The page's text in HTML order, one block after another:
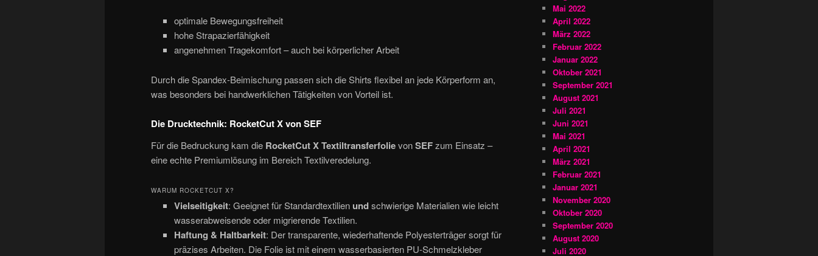
optimale Bewegungsfreiheit
hohe Strapazierfähigkeit
angenehmen Tragekomfort – auch bei körperlicher Arbeit
Durch die Spandex-Beimischung passen sich die Shirts flexibel an jede Körperform an,
was besonders bei handwerklichen Tätigkeiten von Vorteil ist.
Die Drucktechnik: RocketCut X von SEF
Für die Bedruckung kam die RocketCut X TextiltransferfolievonSEFzum Einsatz –
eine echte Premiumlösung im Bereich Textilveredelung.
WARUM ROCKETCUT X?
Vielseitigkeit: Geeignet für Standardtextilien undschwierige Materialien wie leicht
wasserabweisende oder migrierende Textilien.
Haftung & Haltbarkeit: Der transparente, wiederhaftende Polyesterträger sorgt für
präzises Arbeiten. Die Folie ist mit einem wasserbasierten PU-Schmelzkleber
Mai 2022
April 2022
März 2022
Februar 2022
Januar 2022
Oktober 2021
September 2021
August 2021
Juli 2021
Juni 2021
Mai 2021
April 2021
März 2021
Februar 2021
Januar 2021
November 2020
Oktober 2020
September 2020
August 2020
Juli 2020